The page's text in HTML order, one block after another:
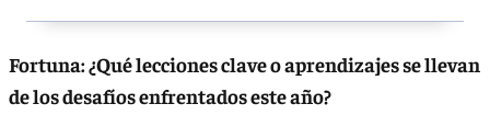
Fortuna: ¿Qué lecciones clave o aprendizajes se llevan
de los desafíos enfrentados este año?